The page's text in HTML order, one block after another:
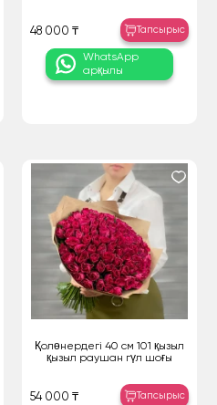
48 000 ₸ Тапсырыс
WhatsApp
арқылы
Қолөнердегі 40 см 101 қызыл
қызыл раушан гүл шоғы
54 000 ₸ Тапсырыс